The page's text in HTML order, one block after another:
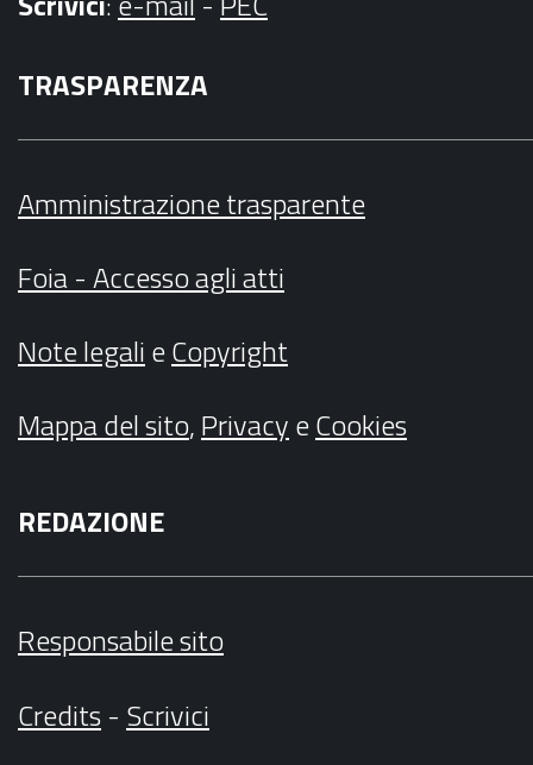
TRASPARENZA
Amministrazione trasparente
Foia - Accesso agli atti
Note legalieCopyright
Mappa del sito,PrivacyeCookies
REDAZIONE
Responsabile sito
Credits- Scrivici